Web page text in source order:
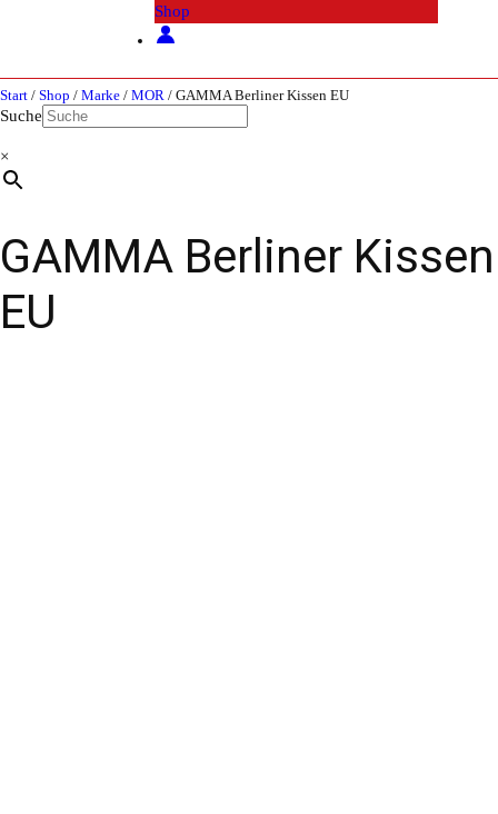
Shop
Start / Shop / Marke / MOR / GAMMA Berliner Kissen EU
Suche
×
GAMMA Berliner Kissen
EU